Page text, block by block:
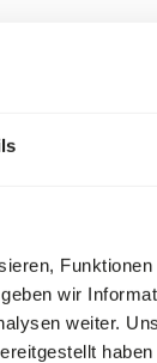
wir
weiter.
(
handelt es sich
Vorschriften (